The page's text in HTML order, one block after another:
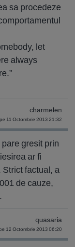
sa procedeze
let
always
charmelen
11 Octombrie 2013 21:32
gresit prin
ar fi
Strict factual, a
de cauze,
quasaria
12 Octombrie 2013 06:20